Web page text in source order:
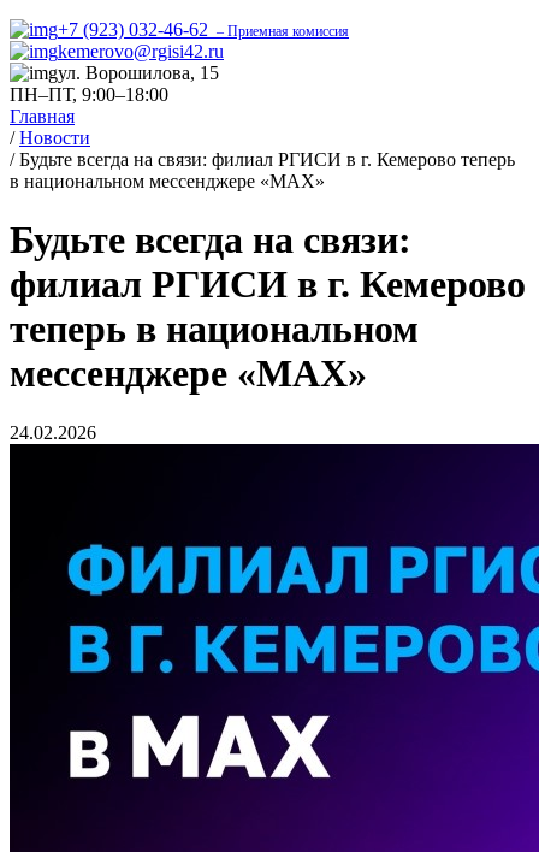
+7 (923) 032-46-62 – Приемная комиссия
kemerovo@rgisi42.ru
ул. Ворошилова, 15
ПН–ПТ, 9:00–18:00
Главная
/ Новости
/ Будьте всегда на связи: филиал РГИСИ в г. Кемерово теперь
в национальном мессенджере «МАХ»
Будьте всегда на связи:
филиал РГИСИ в г. Кемерово
теперь в национальном
мессенджере «МАХ»
24.02.2026